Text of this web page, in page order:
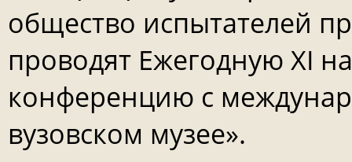
общество испытателей
проводят Ежегодную XI
конференцию с
вузовском музее».